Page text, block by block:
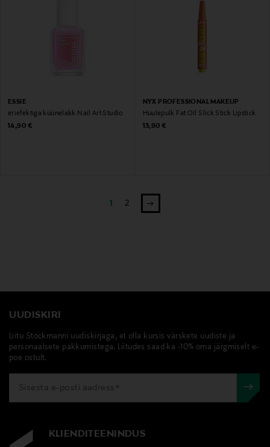
ESSIE
eriefektiga küünelakk Nail Art Studio
Original Price
14,90 €
NYX PROFESSIONAL MAKEUP
Huulepulk Fat Oil Slick Stick Lipstick
Original Price
13,90 €
1 2
UUDISKIRI
Liitu Stockmanni uudiskirjaga, et olla kursis värskete uudiste ja
personaalsete pakkumistega. Liitudes saad ka -10% oma järgmiselt e-
poe ostult.
KLIENDITEENINDUS